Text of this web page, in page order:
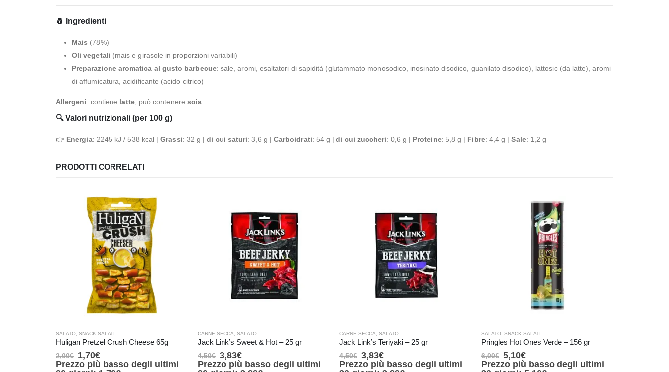
🧂 Ingredienti
Mais (78%)
Oli vegetali (mais e girasole in proporzioni variabili)
Preparazione aromatica al gusto barbecue: sale, aromi, esaltatori di sapidità (glutammato monosodico, inosinato disodico, guanilato disodico), lattosio (da latte), aromi
di affumicatura, acidificante (acido citrico)
Allergeni: contiene latte; può contenere soia
🔍 Valori nutrizionali (per 100 g)
👉 Energia: 2245 kJ / 538 kcal |Grassi: 32 g |di cui saturi: 3,6 g | Carboidrati: 54 g |di cui zuccheri: 0,6 g | Proteine: 5,8 g | Fibre: 4,4 g |Sale: 1,2 g
PRODOTTI CORRELATI
SALATO, SNACK SALATI
Huligan Pretzel Crush Cheese 65g
2,00€ 1,70€
Prezzo più basso degli ultimi
CARNE SECCA, SALATO
Jack Link’s Sweet & Hot – 25 gr
4,50€ 3,83€
Prezzo più basso degli ultimi
CARNE SECCA, SALATO
Jack Link’s Teriyaki – 25 gr
4,50€ 3,83€
Prezzo più basso degli ultimi
SALATO, SNACK SALATI
Pringles Hot Ones Verde – 156 gr
6,00€ 5,10€
Prezzo più basso degli ultimi